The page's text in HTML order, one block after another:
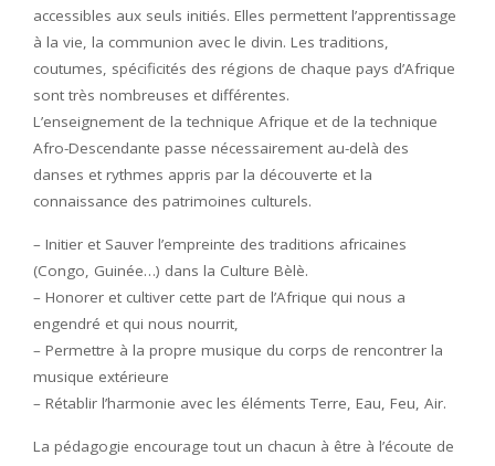
accessibles aux seuls initiés. Elles permettent l’apprentissage
à la vie, la communion avec le divin. Les traditions,
coutumes, spécificités des régions de chaque pays d’Afrique
sont très nombreuses et différentes.
L’enseignement de la technique Afrique et de la technique
Afro-Descendante passe nécessairement au-delà des
danses et rythmes appris par la découverte et la
connaissance des patrimoines culturels.
– Initier et Sauver l’empreinte des traditions africaines
(Congo, Guinée…) dans la Culture Bèlè.
– Honorer et cultiver cette part de l’Afrique qui nous a
engendré et qui nous nourrit,
– Permettre à la propre musique du corps de rencontrer la
musique extérieure
– Rétablir l’harmonie avec les éléments Terre, Eau, Feu, Air.
La pédagogie encourage tout un chacun à être à l’écoute de